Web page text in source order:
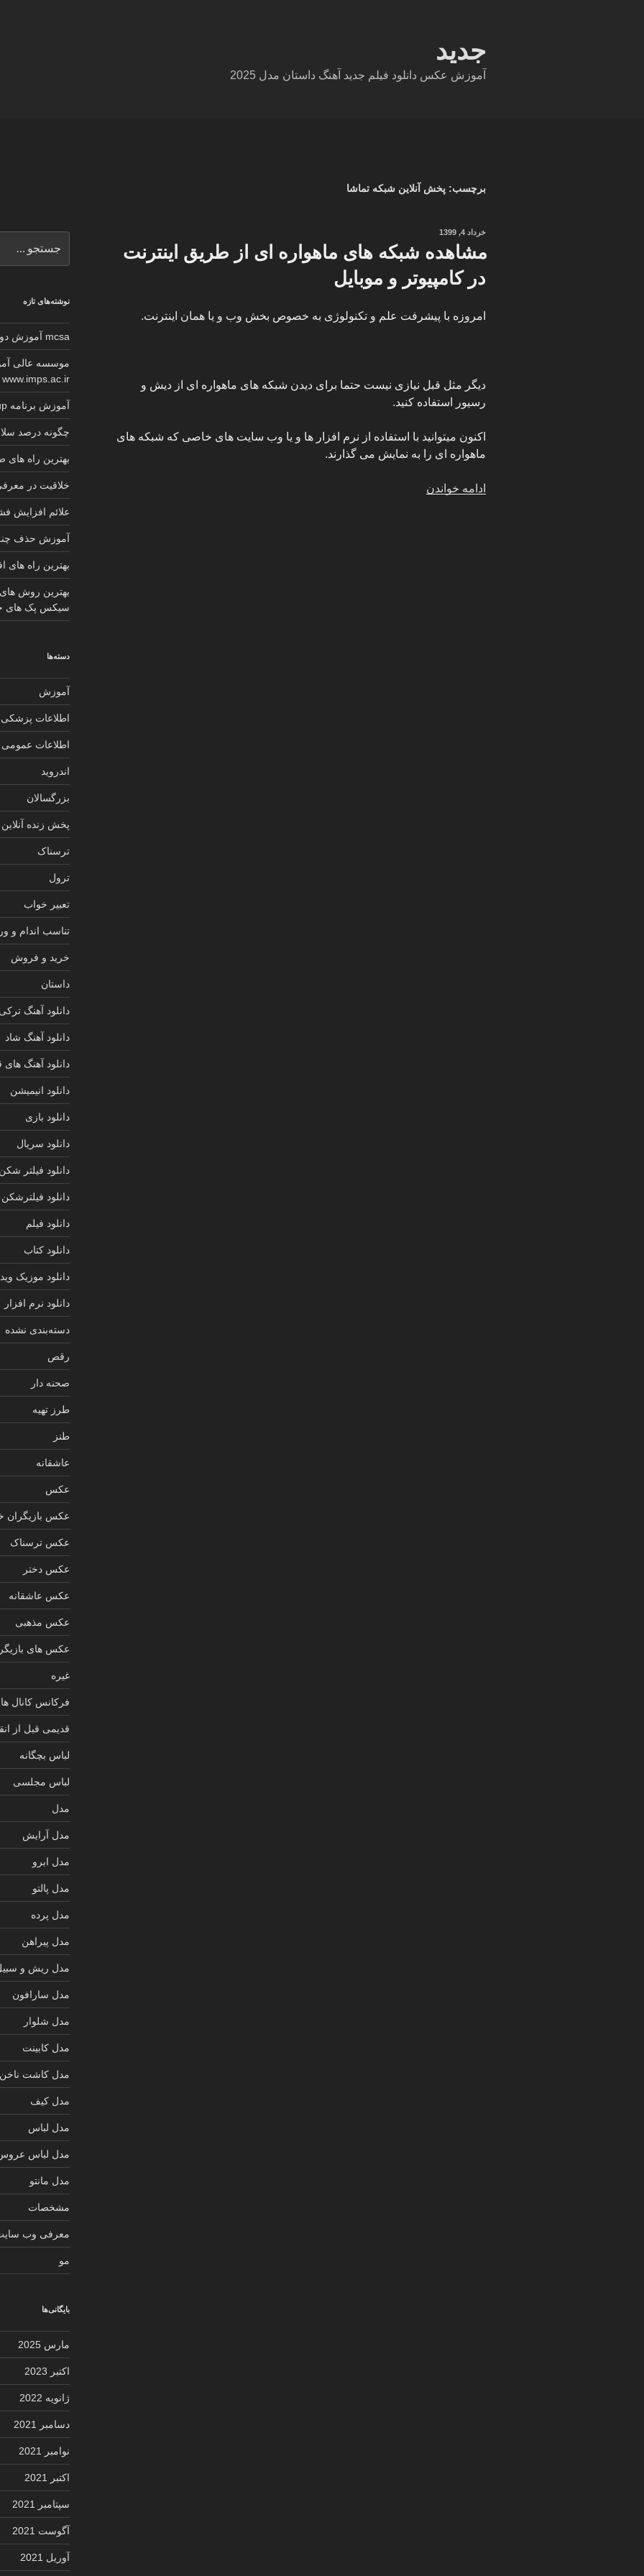
جدید
آموزش عکس دانلود فیلم جدید آهنگ داستان مدل 2025
برچسب: پخش آنلاین شبکه تماشا
نوشته‌شده
خرداد 4, 1399
مشاهده شبکه های ماهواره ای از طریق اینترنت
در کامپیوتر و موبایل
امروزه با پیشرفت علم و تکنولوژی به خصوص بخش وب و یا همان اینترنت.
دیگر مثل قبل نیازی نیست حتما برای دیدن شبکه های ماهواره ای از دیش و
رسیور استفاده کنید.
اکنون میتوانید با استفاده از نرم افزار ها و یا وب سایت های خاصی که شبکه های
ماهواره ای را به نمایش می گذارند.
ادامه خواندن
برای
نوشته‌های تازه
mcsa آموزش دوره کامل گواهینامه معتبر مایکروسافت
موسسه عالی
www.imps.ac.ir
آموزش برنامه sketchup کابینت 2025
چگونه درصد
بهترین راه
خلاقیت در
علائم افزایش
آموزش حذف
بهترین راه های
بهترین روش
سیکس پک های
دسته‌ها
آموزش
اطلاعات پزشکی
اطلاعات عمومی
اندروید
بزرگسالان
پخش زنده آنلاین
ترسناک
ترول
تعبیر خواب
تناسب اندام و
خرید و فروش
داستان
دانلود آهنگ
دانلود آهنگ شاد
دانلود آهنگ
دانلود انیمیشن
دانلود بازی
دانلود سریال
دانلود فیلتر
دانلود فیلترشکن
دانلود فیلم
دانلود کتاب
دانلود موزیک
دانلود نرم افزار
دسته‌بندی نشده
رقص
صحنه دار
طرز تهیه
طنز
عاشقانه
عکس
عکس بازیگران
عکس ترسناک
عکس دختر
عکس عاشقانه
عکس مذهبی
عکس های
غیره
فرکانس کانال
قدیمی قبل از
لباس بچگانه
لباس مجلسی
مدل
مدل آرایش
مدل ابرو
مدل پالتو
مدل پرده
مدل پیراهن
مدل ریش و
مدل سارافون
مدل شلوار
مدل کابینت
مدل کاشت ناخن
مدل کیف
مدل لباس
مدل لباس
مدل مانتو
مشخصات
معرفی وب
مو
بایگانی‌ها
مارس 2025
اکتبر 2023
ژانویه 2022
دسامبر 2021
نوامبر 2021
اکتبر 2021
سپتامبر 2021
آگوست 2021
آوریل 2021